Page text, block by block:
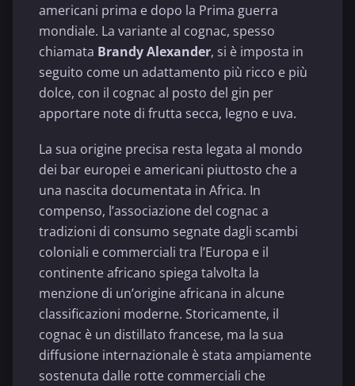
americani prima e dopo la Prima guerra
mondiale. La variante al cognac, spesso
chiamata Brandy Alexander, si è imposta in
seguito come un adattamento più ricco e più
dolce, con il cognac al posto del gin per
apportare note di frutta secca, legno e uva.
La sua origine precisa resta legata al mondo
dei bar europei e americani piuttosto che a
una nascita documentata in Africa. In
compenso, l’associazione del cognac a
tradizioni di consumo segnate dagli scambi
coloniali e commerciali tra l’Europa e il
continente africano spiega talvolta la
menzione di un’origine africana in alcune
classificazioni moderne. Storicamente, il
cognac è un distillato francese, ma la sua
diffusione internazionale è stata ampiamente
sostenuta dalle rotte commerciali che